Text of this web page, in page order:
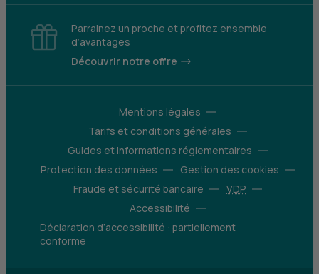
Parrainez un proche et profitez ensemble
d’avantages
Découvrir notre offre
Mentions légales
Tarifs et conditions générales
Guides et informations réglementaires
Protection des données
Gestion des cookies
Fraude et sécurité bancaire
VDP
Accessibilité
Déclaration d’accessibilité : partiellement
conforme